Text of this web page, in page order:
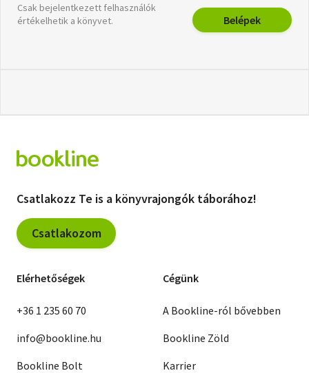
Csak bejelentkezett felhasználók
értékelhetik a könyvet.
Belépek
Csatlakozz Te is a könyvrajongók táborához!
Csatlakozom
Elérhetőségek
+36 1 235 60 70
info@bookline.hu
Bookline Bolt
Cégünk
A Bookline-ról bővebben
Bookline Zöld
Karrier